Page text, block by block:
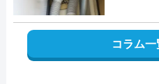
コラム